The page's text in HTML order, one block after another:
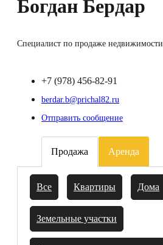
Богдан Бердар
Специалист по продаже недвижимости
+7 (978) 456-82-91
berdar.b@prichal82.ru
Отправить сообщение
Продажа Аренда
Все Квартиры Дома
Земельные участки